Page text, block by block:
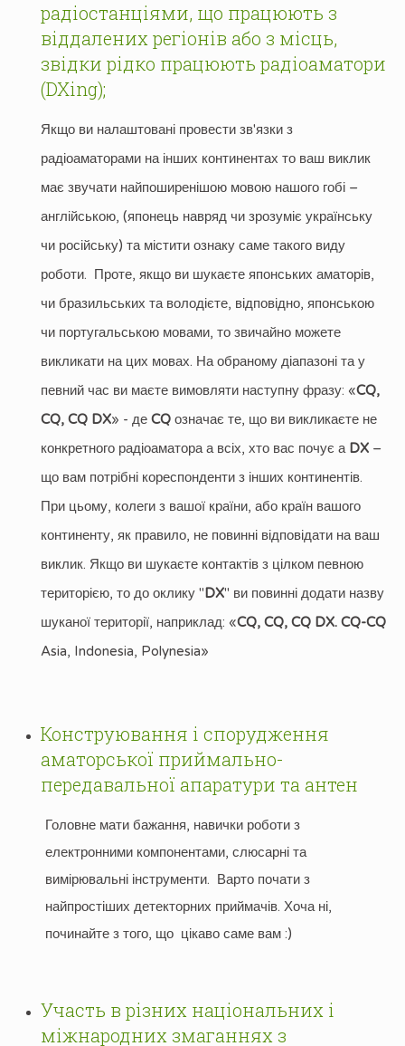
радіостанціями, що працюють з
віддалених регіонів або з місць,
звідки рідко працюють радіоаматори
(DXing);
Якщо ви налаштовані провести зв'язки з
радіоаматорами на інших континентах то ваш виклик
має звучати найпоширенішою мовою нашого гобі –
англійською, (японець навряд чи зрозуміє українську
чи російську) та містити ознаку саме такого виду
роботи. Проте, якщо ви шукаєте японських аматорів,
чи бразильських та володієте, відповідно, японською
чи португальською мовами, то звичайно можете
викликати на цих мовах. На обраному діапазоні та у
певний час ви маєте вимовляти наступну фразу: «CQ,
CQ, CQ DX» - де CQ означає те, що ви викликаєте не
конкретного радіоаматора а всіх, хто вас почує а DX –
що вам потрібні кореспонденти з інших континентів.
При цьому, колеги з вашої країни, або країн вашого
континенту, як правило, не повинні відповідати на ваш
виклик. Якщо ви шукаєте контактів з цілком певною
територією, то до оклику "DX" ви повинні додати назву
шуканої території, наприклад: «CQ, CQ, CQ DX. CQ-CQ
Asia, Indonesia, Polynesia»
Конструювання і спорудження
аматорської приймально-
передавальної апаратури та антен
Головне мати бажання, навички роботи з
електронними компонентами, слюсарні та
вимірювальні інструменти. Варто почати з
найпростіших детекторних приймачів. Хоча ні,
починайте з того, що цікаво саме вам :)
Участь в різних національних і
міжнародних змаганнях з